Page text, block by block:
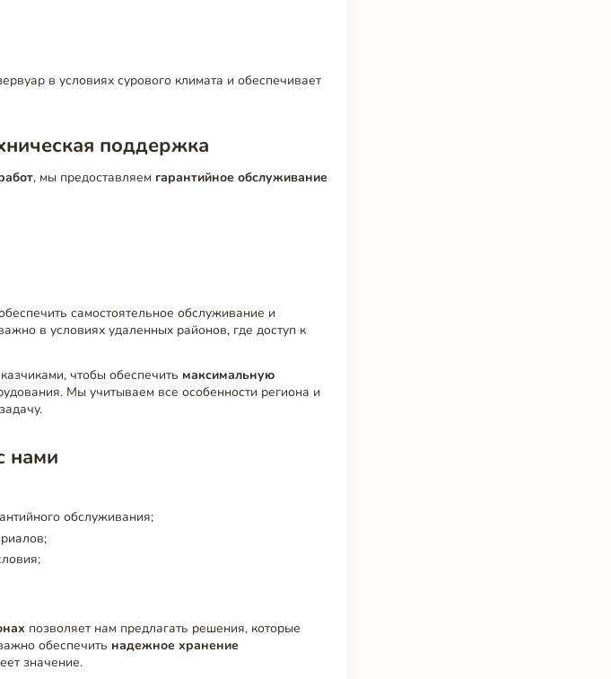
в условиях сурового климата и обеспечивает
поддержка
, мы предоставляем гарантийное обслуживание
самостоятельное обслуживание и
в условиях удаленных районов, где доступ к
чтобы обеспечить максимальную
Мы учитываем все особенности региона и
нами
обслуживания;
позволяет нам предлагать решения, которые
обеспечить надежное хранение
значение.